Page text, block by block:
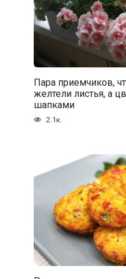
Пара приемчиков,
желтели листья, а
шапками
2.1к.